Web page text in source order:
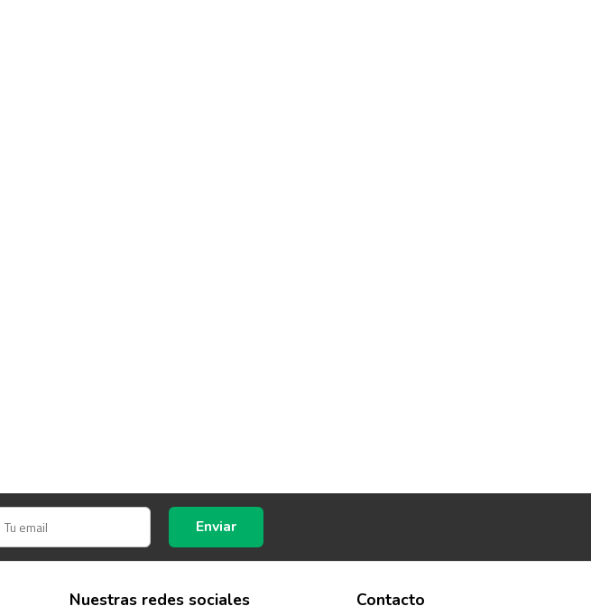
Enviar
Nuestras redes sociales Contacto